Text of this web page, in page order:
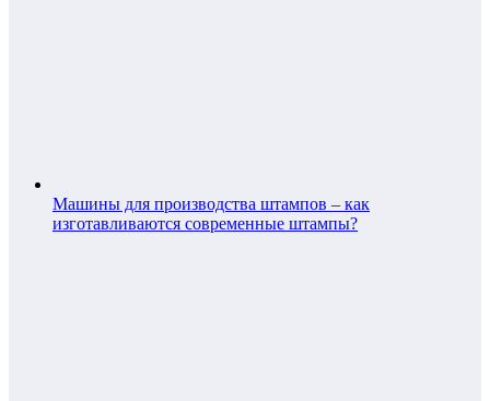
Машины для производства штампов – как
изготавливаются современные штампы?